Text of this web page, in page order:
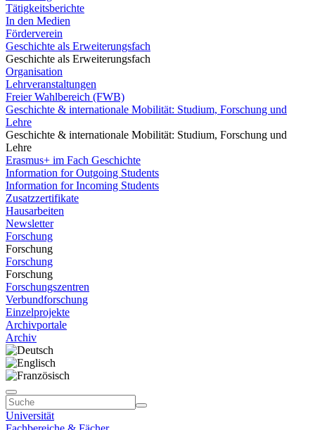
Tätigkeitsberichte
In den Medien
Förderverein
Geschichte als Erweiterungsfach
Geschichte als Erweiterungsfach
Organisation
Lehrveranstaltungen
Freier Wahlbereich (FWB)
Geschichte & internationale Mobilität: Studium, Forschung und
Lehre
Geschichte & internationale Mobilität: Studium, Forschung und
Lehre
Erasmus+ im Fach Geschichte
Information for Outgoing Students
Information for Incoming Students
Zusatzzertifikate
Hausarbeiten
Newsletter
Forschung
Forschung
Forschung
Forschung
Forschungszentren
Verbundforschung
Einzelprojekte
Archivportale
Archiv
Universität